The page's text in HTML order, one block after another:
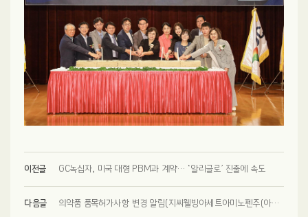
이전글 GC녹십자, 미국 대형 PBM과 계약… ‘알리글로’ 진출에 속도
다음글 의약품 품목허가사항 변경 알림(지씨웰빙아세트아미노펜주(아세트아미노펜))